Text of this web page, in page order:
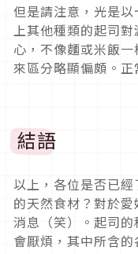
但是請注意，光是
上其他種類的起司
心，不像麵或米飯
來區分略顯偏頗。
結語
以上，各位是否已
的天然食材？對於
消息（笑）。起司
會厭煩，其中所含